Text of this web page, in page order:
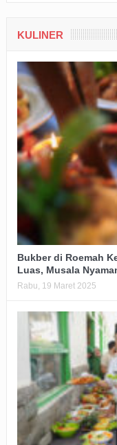
KULINER
Bukber di Roemah
Luas, Musala
Rabu, 19 Maret 2025